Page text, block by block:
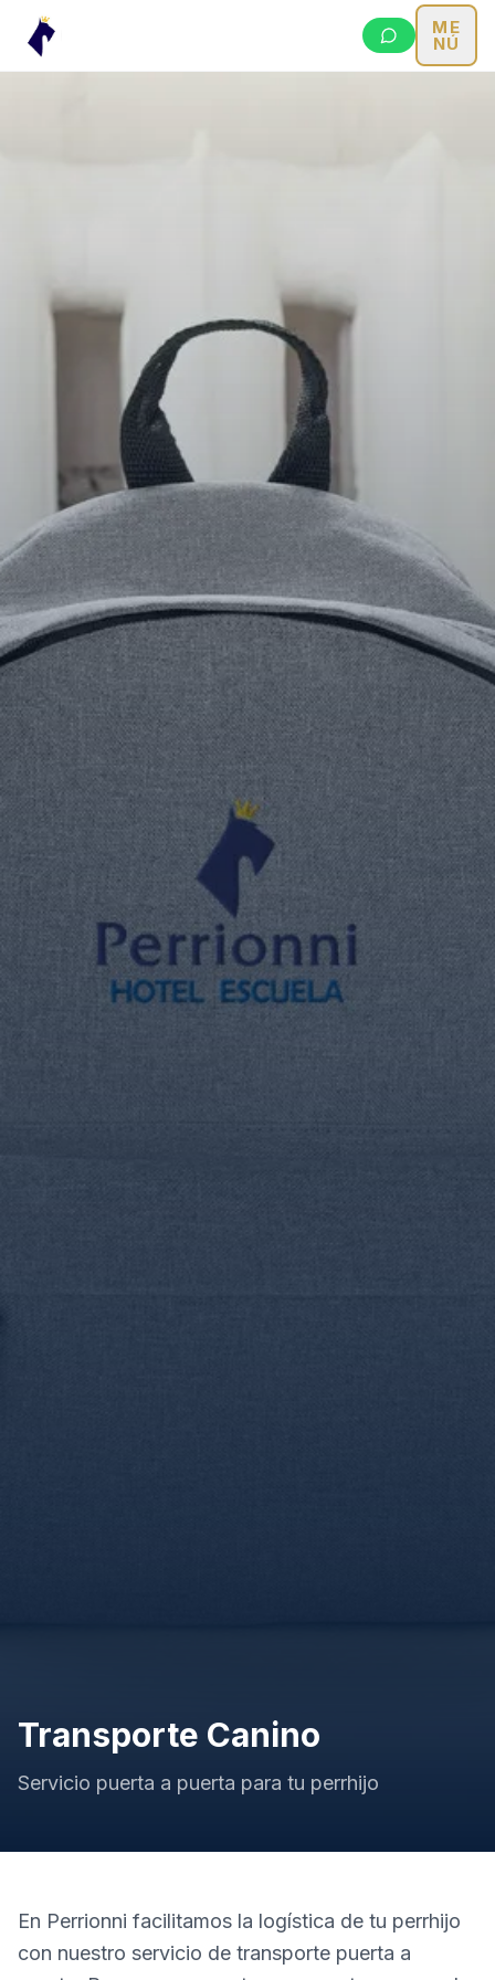
ME
NÚ
Transporte Canino
Servicio puerta a puerta para tu perrhijo
En Perrionni facilitamos la logística de tu perrhijo
con nuestro servicio de transporte puerta a